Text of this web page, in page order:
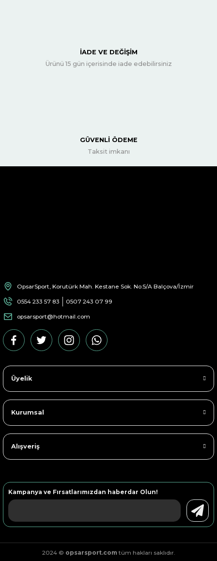
İADE VE DEĞİŞİM
Ürünü 15 gün içerisinde iade edebilirsiniz
GÜVENLİ ÖDEME
Taksit imkanı
OpsarSport, Korutürk Mah. Kestane Sok. No:5/A Balçova/İzmir
0554 233 57 83 0507 243 07 99
opsarsport@hotmail.com
Üyelik
Kurumsal
Alışveriş
Kampanya ve Fırsatlarımızdan haberdar Olun!
2024 © opsarsport.com tüm hakları saklıdır.